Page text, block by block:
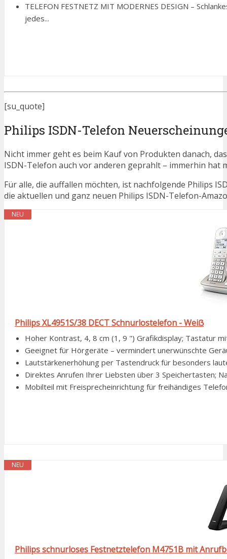
TELEFON FESTNETZ MIT MODERNES DESIGN –
jedes...
[su_quote]
Philips ISDN-Telefon
Nicht immer geht es beim Kauf von Produkten danach,
ISDN-Telefon auch vor anderen geprahlt – immerhin hat
Für alle, die auffallen möchten, ist nachfolgende Philips
die aktuellen und ganz neuen Philips ISDN-Telefon-
NEU
Philips XL4951S/38 DECT Schnurlostelefon - Weiẞ
Hoher Kontrast, 4, 8 cm (1, 9 ") Grafikdisplay; Tastatur
Geeignet für Hörgeräte – vermindert unerwünschte
Lautstärkenerhöhung per Tastendruck für besonders
Direktes Anrufen Ihrer Liebsten über 3 Speichertasten;
Mobilteil mit Freisprecheinrichtung für freihändiges
NEU
Philips schnurloses Festnetztelefon M4751B mit